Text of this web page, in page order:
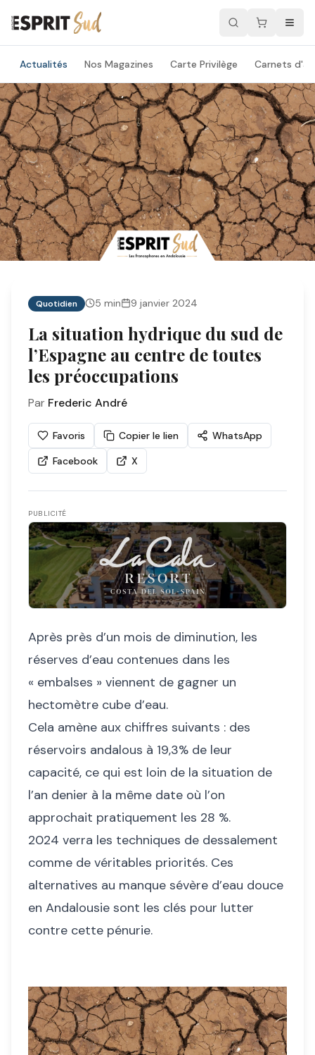
Actualités Nos Magazines Carte Privilège Carnets
Quotidien 5 min 9 janvier 2024
La situation hydrique du sud de
l’Espagne au centre de toutes
les préoccupations
Par Frederic André
Favoris Copier le lien
WhatsApp
Facebook
X
PUBLICITÉ
Après près d’un mois de diminution, les
réserves d’eau contenues dans les
« embalses » viennent de gagner un
hectomètre cube d’eau.
Cela amène aux chiffres suivants : des
réservoirs andalous à 19,3% de leur
capacité, ce qui est loin de la situation de
l’an denier à la même date où l’on
approchait pratiquement les 28 %.
2024 verra les techniques de dessalement
comme de véritables priorités. Ces
alternatives au manque sévère d’eau douce
en Andalousie sont les clés pour lutter
contre cette pénurie.